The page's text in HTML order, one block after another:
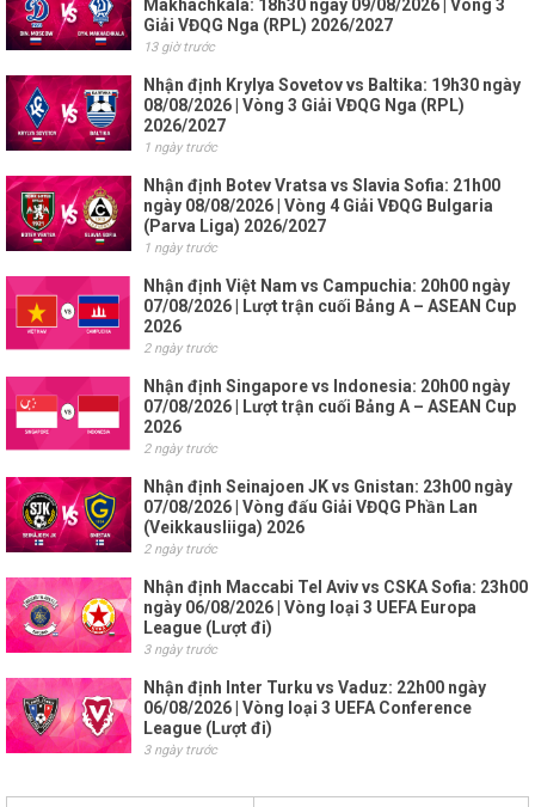
Makhachkala: 18h30 ngày 09/08/2026 | Vòng 3
Giải VĐQG Nga (RPL) 2026/2027
13 giờ trước
Nhận định Krylya Sovetov vs Baltika: 19h30 ngày
08/08/2026 | Vòng 3 Giải VĐQG Nga (RPL)
2026/2027
1 ngày trước
Nhận định Botev Vratsa vs Slavia Sofia: 21h00
ngày 08/08/2026 | Vòng 4 Giải VĐQG Bulgaria
(Parva Liga) 2026/2027
1 ngày trước
Nhận định Việt Nam vs Campuchia: 20h00 ngày
07/08/2026 | Lượt trận cuối Bảng A – ASEAN Cup
2026
2 ngày trước
Nhận định Singapore vs Indonesia: 20h00 ngày
07/08/2026 | Lượt trận cuối Bảng A – ASEAN Cup
2026
2 ngày trước
Nhận định Seinajoen JK vs Gnistan: 23h00 ngày
07/08/2026 | Vòng đấu Giải VĐQG Phần Lan
(Veikkausliiga) 2026
2 ngày trước
Nhận định Maccabi Tel Aviv vs CSKA Sofia: 23h00
ngày 06/08/2026 | Vòng loại 3 UEFA Europa
League (Lượt đi)
3 ngày trước
Nhận định Inter Turku vs Vaduz: 22h00 ngày
06/08/2026 | Vòng loại 3 UEFA Conference
League (Lượt đi)
3 ngày trước